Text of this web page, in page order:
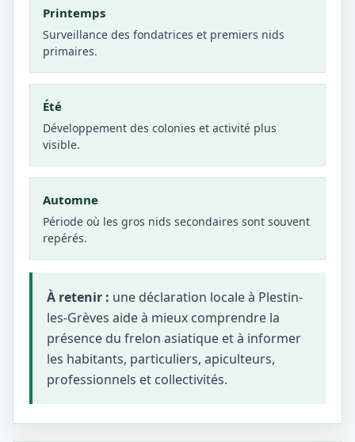
Printemps
Surveillance des fondatrices et premiers nids
primaires.
Été
Développement des colonies et activité plus
visible.
Automne
Période où les gros nids secondaires sont souvent
repérés.
À retenir : une déclaration locale à Plestin-
les-Grèves aide à mieux comprendre la
présence du frelon asiatique et à informer
les habitants, particuliers, apiculteurs,
professionnels et collectivités.